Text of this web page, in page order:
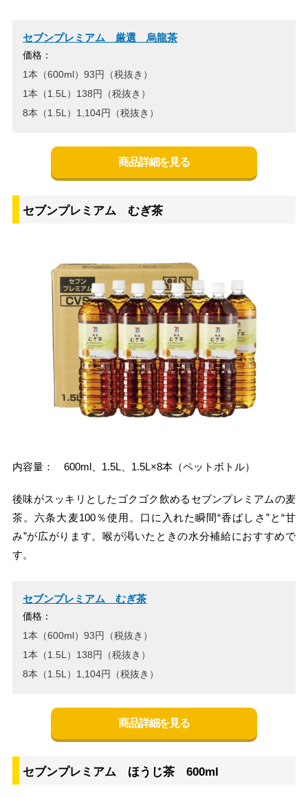
セブンプレミアム 厳選 烏龍茶
価格：
1本（600ml）93円（税抜き）
1本（1.5L）138円（税抜き）
8本（1.5L）1,104円（税抜き）
商品詳細を見る
セブンプレミアム むぎ茶
内容量： 600ml、1.5L、1.5L×8本（ペットボトル）
後味がスッキリとしたゴクゴク飲めるセブンプレミアムの麦
茶。六条大麦100％使用。口に入れた瞬間“香ばしさ”と“甘
み”が広がります。喉が渇いたときの水分補給におすすめで
す。
セブンプレミアム むぎ茶
価格：
1本（600ml）93円（税抜き）
1本（1.5L）138円（税抜き）
8本（1.5L）1,104円（税抜き）
商品詳細を見る
セブンプレミアム ほうじ茶 600ml